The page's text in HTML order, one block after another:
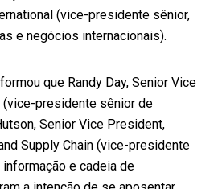
(vice-presidente sênior,
e negócios internacionais).
que Randy Day, Senior Vice
presidente sênior de
Senior Vice President,
Supply Chain (vice-presidente
e cadeia de